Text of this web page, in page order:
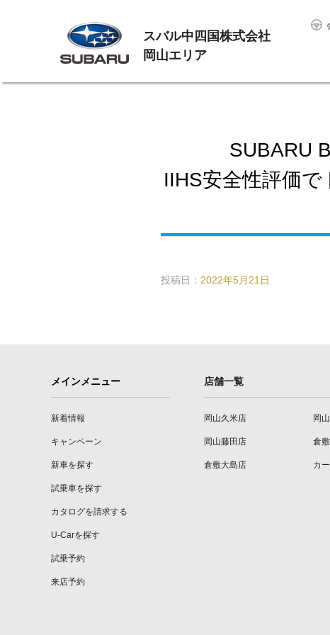
スバル中四国株式会社
岡山エリア
SUBARU
IIHS安全性評価
投稿日： 2022年5月21日
メインメニュー
新着情報
キャンペーン
新車を探す
試乗車を探す
カタログを請求する
U-Carを探す
試乗予約
来店予約
店舗一覧
岡山久米店 岡
岡山藤田店 倉
倉敷大島店 カ